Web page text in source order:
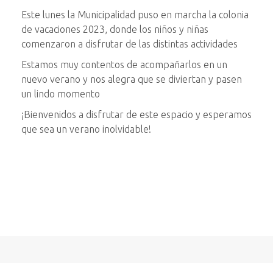
Este lunes la Municipalidad puso en marcha la colonia
de vacaciones 2023, donde los niños y niñas
comenzaron a disfrutar de las distintas actividades
Estamos muy contentos de acompañarlos en un
nuevo verano y nos alegra que se diviertan y pasen
un lindo momento
¡Bienvenidos a disfrutar de este espacio y esperamos
que sea un verano inolvidable!